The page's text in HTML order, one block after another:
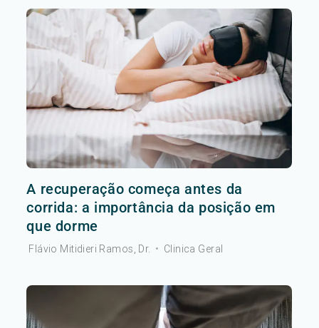
A recuperação começa antes da
corrida: a importância da posição em
que dorme
Flávio Mitidieri Ramos, Dr. • Clinica Geral